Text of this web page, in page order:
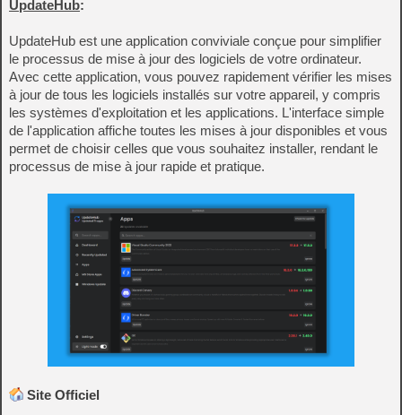
UpdateHub:
UpdateHub est une application conviviale conçue pour simplifier
le processus de mise à jour des logiciels de votre ordinateur.
Avec cette application, vous pouvez rapidement vérifier les mises
à jour de tous les logiciels installés sur votre appareil, y compris
les systèmes d'exploitation et les applications. L'interface simple
de l'application affiche toutes les mises à jour disponibles et vous
permet de choisir celles que vous souhaitez installer, rendant le
processus de mise à jour rapide et pratique.
Site Officiel